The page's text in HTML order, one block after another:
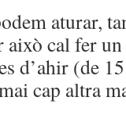
aturar,
cal fer
d’ahir (de
cap altra